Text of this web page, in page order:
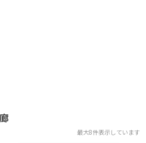
通り」イラスト原画展
最大8件表示しています